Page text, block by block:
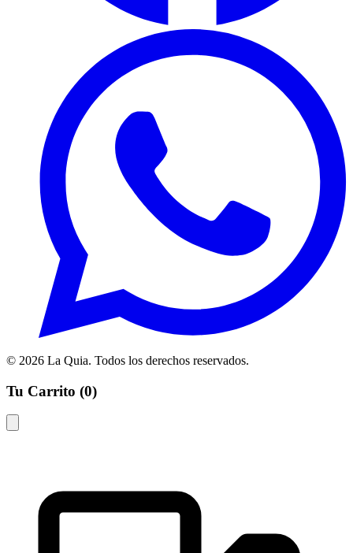
© 2026 La Quia. Todos los derechos reservados.
Tu Carrito (0)